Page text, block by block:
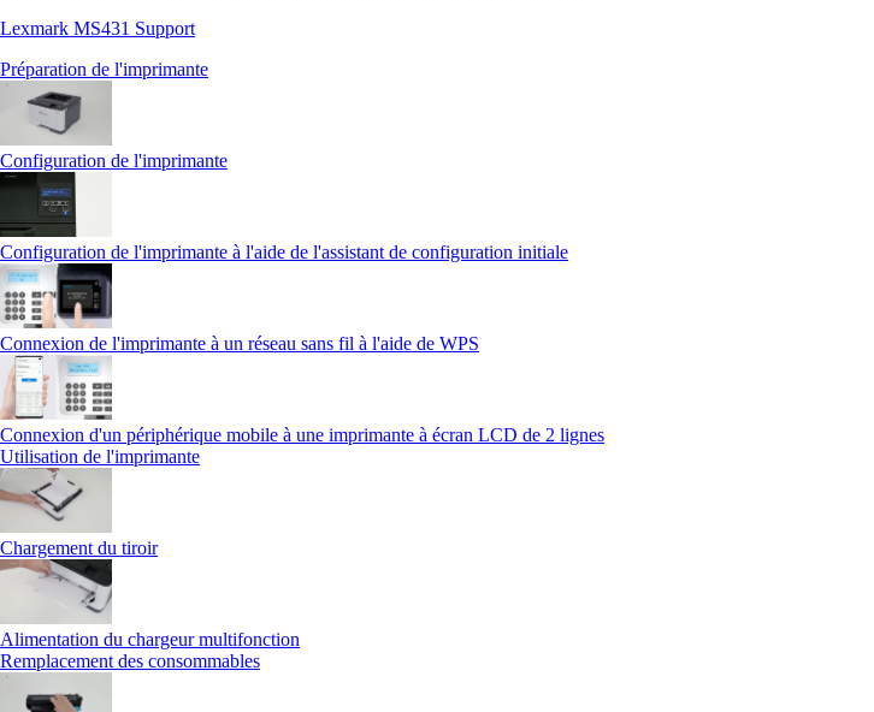
Lexmark MS431 Support
Préparation de l'imprimante
Configuration de l'imprimante
Configuration de l'imprimante à l'aide de l'assistant de configuration initiale
Connexion de l'imprimante à un réseau sans fil à l'aide de WPS
Connexion d'un périphérique mobile à une imprimante à écran LCD de 2 lignes
Utilisation de l'imprimante
Chargement du tiroir
Alimentation du chargeur multifonction
Remplacement des consommables